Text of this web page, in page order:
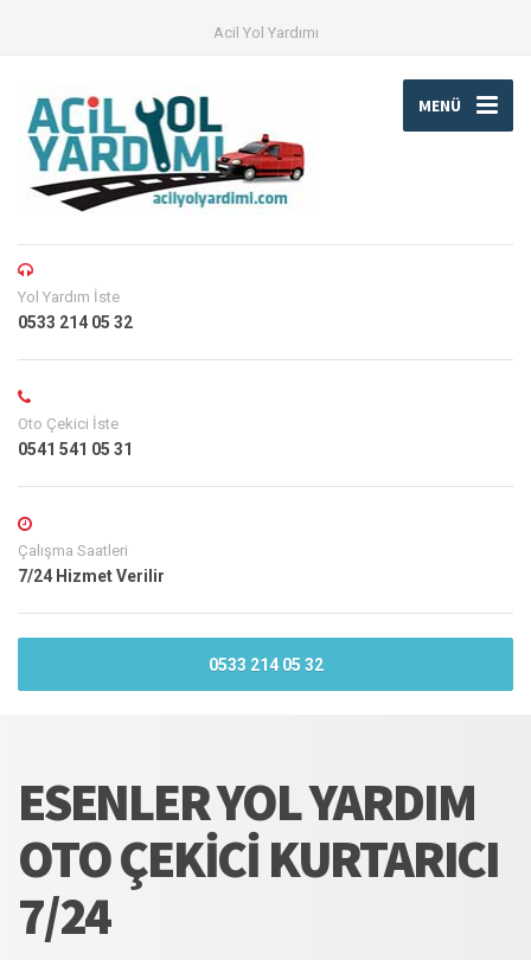
Acil Yol Yardımı
MENÜ
Yol Yardım İste
0533 214 05 32
Oto Çekici İste
0541 541 05 31
Çalışma Saatleri
7/24 Hizmet Verilir
0533 214 05 32
ESENLER YOL YARDIM
OTO ÇEKICI KURTARICI
7/24